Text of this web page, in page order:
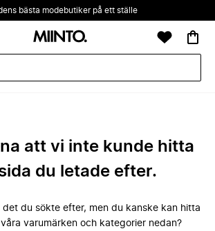
bästa modebutiker på ett ställe
att vi inte kunde hitta
du letade efter.
du sökte efter, men du kanske kan hitta
varumärken och kategorier nedan?